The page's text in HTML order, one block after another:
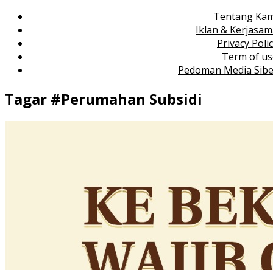
Tentang
Iklan &
Privacy
Term of
Pedoman Media
Tagar #Perumahan Subsidi